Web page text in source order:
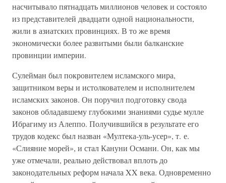
насчитывало пятнадцать миллионов человек и состояло
из представителей двадцати одной национальности,
жили в азиатских провинциях. В то же время
экономически более развитыми были балканские
провинции империи.
Сулейман был покровителем исламского мира,
защитником веры и истолкователем и исполнителем
исламских законов. Он поручил подготовку свода
законов обладавшему глубокими знаниями судье мулле
Ибрагиму из Алеппо. Получившийся в результате его
трудов кодекс был назван «Мултека-уль-усер», т. е.
«Слияние морей», и стал Кануни Османи. Он, как мы
уже отмечали, реально действовал вплоть до
законодательных реформ начала XX века. Одновременно